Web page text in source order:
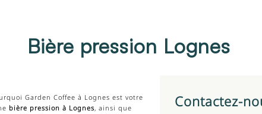
Bière pression Lognes
Garden Coffee à Lognes est votre
bière pression à Lognes, ainsi que
Contactez-